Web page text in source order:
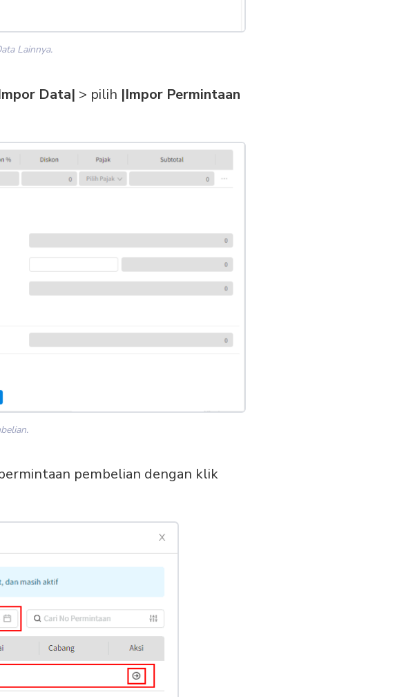
Lainnya.
Data| > pilih |Impor Permintaan
pembelian dengan klik